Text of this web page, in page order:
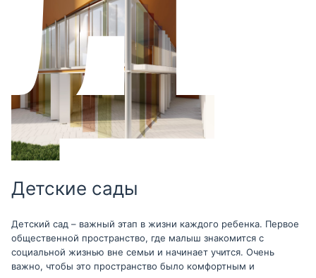
Детские сады
Детский сад – важный этап в жизни каждого ребенка. Первое
общественной пространство, где малыш знакомится с
социальной жизнью вне семьи и начинает учится. Очень
важно, чтобы это пространство было комфортным и